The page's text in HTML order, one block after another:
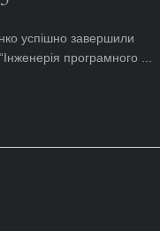
успішно завершили
програмного ...